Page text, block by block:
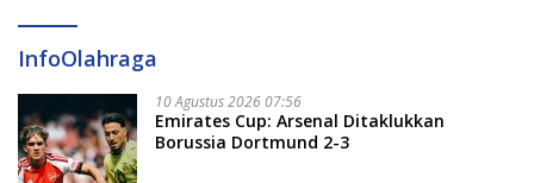
InfoOlahraga
10 Agustus 2026 07:56
Emirates Cup: Arsenal Ditaklukkan
Borussia Dortmund 2-3